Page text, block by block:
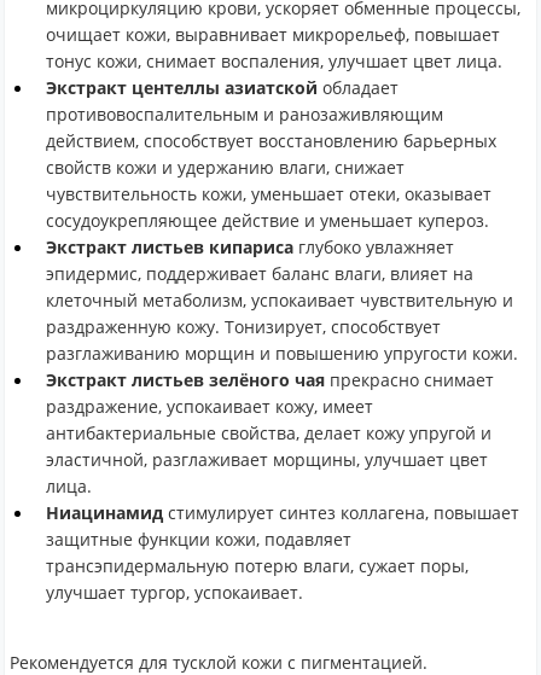
микроциркуляцию крови, ускоряет обменные процессы,
очищает кожи, выравнивает микрорельеф, повышает
тонус кожи, снимает воспаления, улучшает цвет лица.
Экстракт центеллы азиатской обладает
противовоспалительным и ранозаживляющим
действием, способствует восстановлению барьерных
свойств кожи и удержанию влаги, снижает
чувствительность кожи, уменьшает отеки, оказывает
сосудоукрепляющее действие и уменьшает купероз.
Экстракт листьев кипариса глубоко увлажняет
эпидермис, поддерживает баланс влаги, влияет на
клеточный метаболизм, успокаивает чувствительную и
раздраженную кожу. Тонизирует, способствует
разглаживанию морщин и повышению упругости кожи.
Экстракт листьев зелёного чая прекрасно снимает
раздражение, успокаивает кожу, имеет
антибактериальные свойства, делает кожу упругой и
эластичной, разглаживает морщины, улучшает цвет
лица.
Ниацинамид стимулирует синтез коллагена, повышает
защитные функции кожи, подавляет
трансэпидермальную потерю влаги, сужает поры,
улучшает тургор, успокаивает.
Рекомендуется для тусклой кожи с пигментацией.